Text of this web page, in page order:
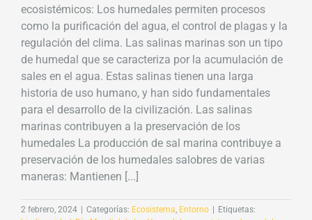
ecosistémicos: Los humedales permiten procesos
como la purificación del agua, el control de plagas y la
regulación del clima. Las salinas marinas son un tipo
de humedal que se caracteriza por la acumulación de
sales en el agua. Estas salinas tienen una larga
historia de uso humano, y han sido fundamentales
para el desarrollo de la civilización. Las salinas
marinas contribuyen a la preservación de los
humedales La producción de sal marina contribuye a
preservación de los humedales salobres de varias
maneras: Mantienen [...]
2 febrero, 2024 | Categorías: Ecosistema, Entorno | Etiquetas: